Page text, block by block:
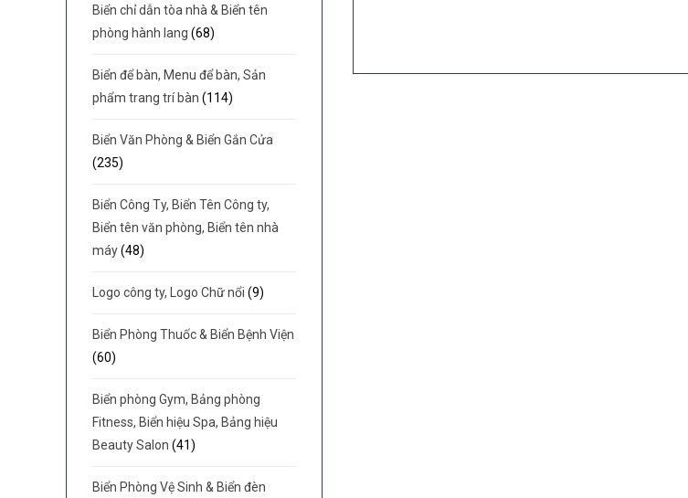
Biển chỉ dẫn tòa nhà & Biển tên
phòng hành lang (68)
Biển để bàn, Menu để bàn, Sản
phẩm trang trí bàn (114)
Biển Văn Phòng & Biển Gắn Cửa
(235)
Biển Công Ty, Biển Tên Công ty,
Biển tên văn phòng, Biển tên nhà
máy(48)
Logo công ty, Logo Chữ nổi (9)
Biển Phòng Thuốc & Biển Bệnh Viện
(60)
Biển phòng Gym, Bảng phòng
Fitness, Biển hiệu Spa, Bảng hiệu
Beauty Salon (41)
Biển Phòng Vệ Sinh & Biển đèn